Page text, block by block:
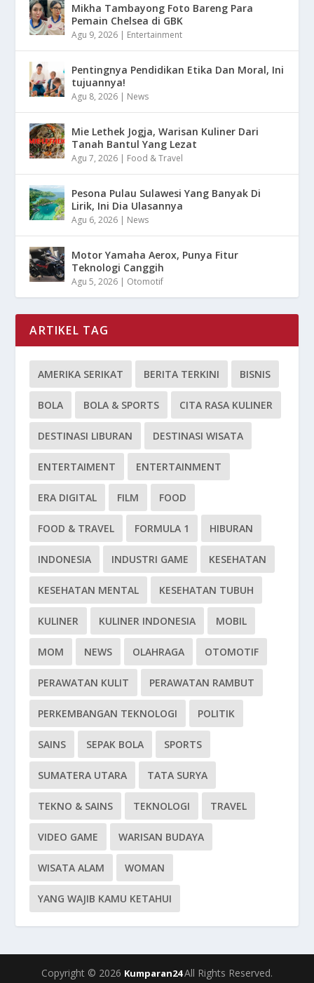
Mikha Tambayong Foto Bareng Para
Pemain Chelsea di GBK
Agu 9, 2026 | Entertainment
Pentingnya Pendidikan Etika Dan Moral, Ini
tujuannya!
Agu 8, 2026 | News
Mie Lethek Jogja, Warisan Kuliner Dari
Tanah Bantul Yang Lezat
Agu 7, 2026 | Food & Travel
Pesona Pulau Sulawesi Yang Banyak Di
Lirik, Ini Dia Ulasannya
Agu 6, 2026 | News
Motor Yamaha Aerox, Punya Fitur
Teknologi Canggih
Agu 5, 2026 | Otomotif
ARTIKEL TAG
AMERIKA SERIKAT BERITA TERKINI BISNIS
BOLA BOLA & SPORTS CITA RASA KULINER
DESTINASI LIBURAN DESTINASI WISATA
ENTERTAIMENT ENTERTAINMENT
ERA DIGITAL FILM FOOD
FOOD & TRAVEL FORMULA 1 HIBURAN
INDONESIA INDUSTRI GAME KESEHATAN
KESEHATAN MENTAL KESEHATAN TUBUH
KULINER KULINER INDONESIA MOBIL
MOM NEWS OLAHRAGA OTOMOTIF
PERAWATAN KULIT PERAWATAN RAMBUT
PERKEMBANGAN TEKNOLOGI POLITIK
SAINS SEPAK BOLA SPORTS
SUMATERA UTARA TATA SURYA
TEKNO & SAINS TEKNOLOGI TRAVEL
VIDEO GAME WARISAN BUDAYA
WISATA ALAM WOMAN
YANG WAJIB KAMU KETAHUI
Copyright © 2026 Kumparan24All Rights Reserved.